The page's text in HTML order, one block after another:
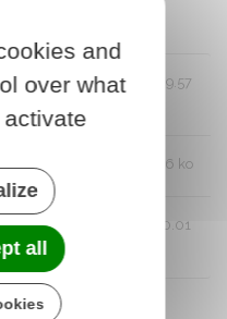
de la Salle
PDF 449.57
des fêtes PDF 60.96 ko
la salle
PDF 340.01
and
over what
all